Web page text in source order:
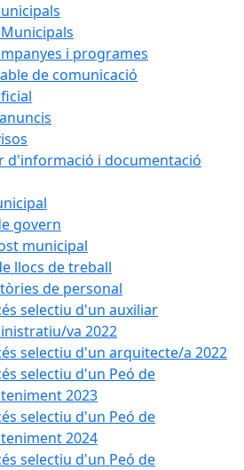
i programes
de comunicació
d'informació i documentació
govern
municipal
llocs de treball
de personal
selectiu d'un auxiliar
va 2022
selectiu d'un arquitecte/a 2022
selectiu d'un Peó de
2023
selectiu d'un Peó de
2024
selectiu d'un Peó de